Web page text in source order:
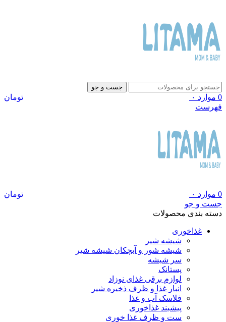
جست و جو
0 موارد ۰
تومان
فهرست
0 موارد ۰
تومان
جست و جو
دسته بندی محصولات
غذاخوری
شیشه شیر
شیشه ‌شور و آبچکان شیشه‌ شیر
سر شیشه
پستانک
لوازم برقی غذای نوزاد
انبار غذا و ظرف ذخیره شیر
فلاسک آب و غذا
پیشبند غذاخوری
ست و ظرف غذا خوری